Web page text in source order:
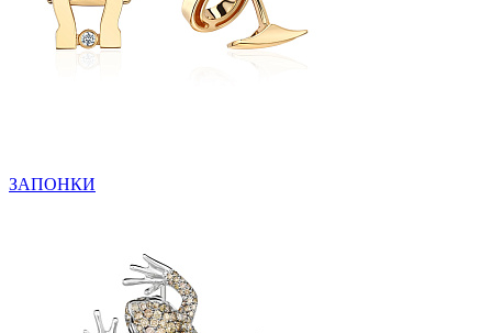
ЗАПОНКИ